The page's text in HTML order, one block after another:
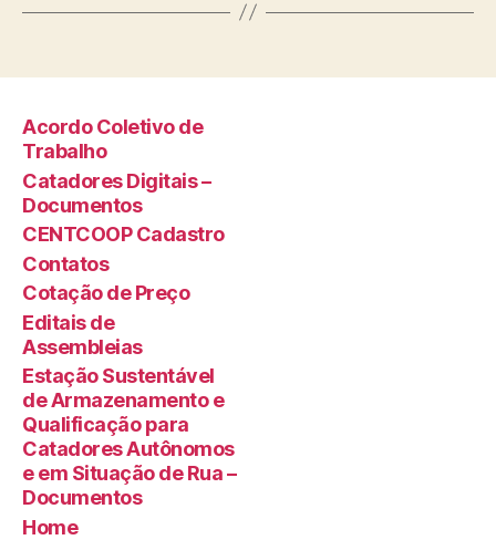
Acordo Coletivo de
Trabalho
Catadores Digitais –
Documentos
CENTCOOP Cadastro
Contatos
Cotação de Preço
Editais de
Assembleias
Estação Sustentável
de Armazenamento e
Qualificação para
Catadores Autônomos
e em Situação de Rua –
Documentos
Home